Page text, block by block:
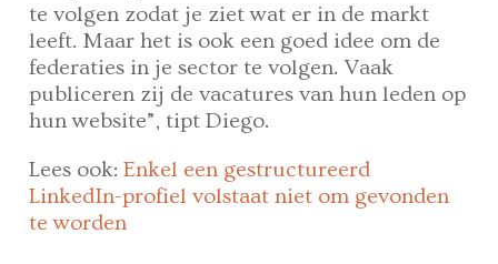
te volgen zodat je ziet wat er in de markt
leeft. Maar het is ook een goed idee om de
federaties in je sector te volgen. Vaak
publiceren zij de vacatures van hun leden op
hun website”, tipt Diego.
Lees ook:Enkel een gestructureerd
LinkedIn-profiel volstaat niet om gevonden
te worden